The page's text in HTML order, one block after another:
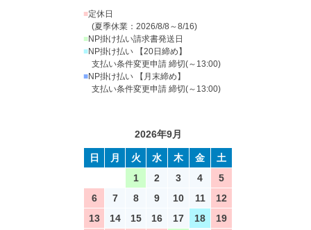
■定休日
(夏季休業：2026/8/8～8/16)
■NP掛け払い請求書発送日
■NP掛け払い 【20日締め】
支払い条件変更申請 締切(～13:00)
■NP掛け払い 【月末締め】
支払い条件変更申請 締切(～13:00)
2026年9月
日 月 火 水 木 金
土
1
2 3 4
5
6
7 8 9 10 11
12
13
14 15 16 17 18
19